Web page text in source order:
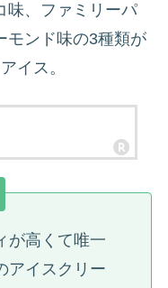
味、ファミリーパ
モンド味の3種類が
イス。
が高くて唯一
アイスクリー